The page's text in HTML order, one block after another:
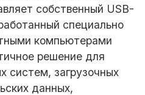
собственный USB-
специально
компьютерами
решение для
систем, загрузочных
данных,